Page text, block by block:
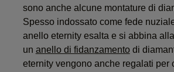
sono anche alcune montature di
Spesso indossato come fede
anello eternity esalta e si abbina
un anello di fidanzamentodi
eternity vengono anche regalati per